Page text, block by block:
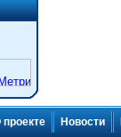
проекте Новости